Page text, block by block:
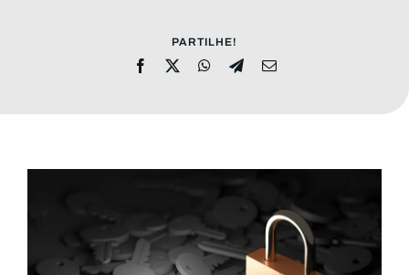
Cautare...
PARTILHE!